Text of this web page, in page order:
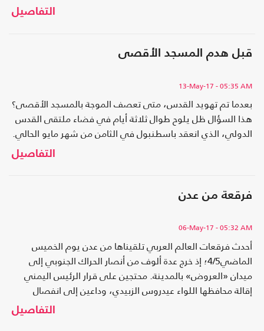
التفاصيل
قبل هدم المسجد الأقصى
13-May-17 - 05:35 AM
بعدما تم تهويد القدس، متى تعصف الموجة بالمسجد الأقصى؟
هذا السؤال ظل يلوح طوال ثلاثة أيام في فضاء ملتقى القدس
الدولي، الذي انعقد باسطنبول في الثامن من شهر مايو الحالي.
التفاصيل
فرقعة من عدن
06-May-17 - 05:32 AM
أحدث فرقعات العالم العربي تلقيناها من عدن يوم الخميس
الماضي4/5؛ إذ خرج عدة ألوف من أنصار الحراك الجنوبي إلى
ميدان «العروض» بالمدينة. محتجين على قرار الرئيس اليمني
إقالة محافظها اللواء عيدروس الزبيدي، وداعين إلى انفصال
التفاصيل